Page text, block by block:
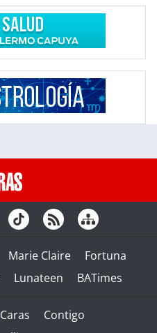
Marie Claire
Fortuna
Lunateen BATimes
Caras
Contigo